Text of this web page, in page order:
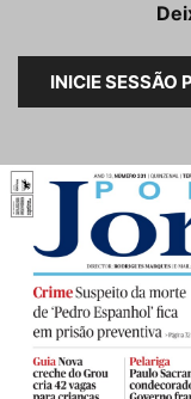
INICIE SESSÃO